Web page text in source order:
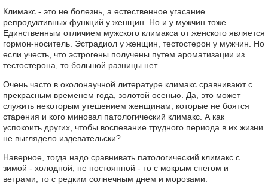
Климакс - это не болезнь, а естественное угасание
репродуктивных функций у женщин. Но и у мужчин тоже.
Единственным отличием мужского климакса от женского является
гормон-носитель. Эстрадиол у женщин, тестостерон у мужчин. Но
если учесть, что эстрогены получены путем ароматизации из
тестостерона, то большой разницы нет.
Очень часто в околонаучной литературе климакс сравнивают с
прекрасным временем года, золотой осенью. Да, это может
служить некоторым утешением женщинам, которые не боятся
старения и кого миновал патологический климакс. А как
успокоить других, чтобы воспевание трудного периода в их жизни
не выглядело издевательски?
Наверное, тогда надо сравнивать патологический климакс с
зимой - холодной, не постоянной - то с мокрым снегом и
ветрами, то с редким солнечным днем и морозами.